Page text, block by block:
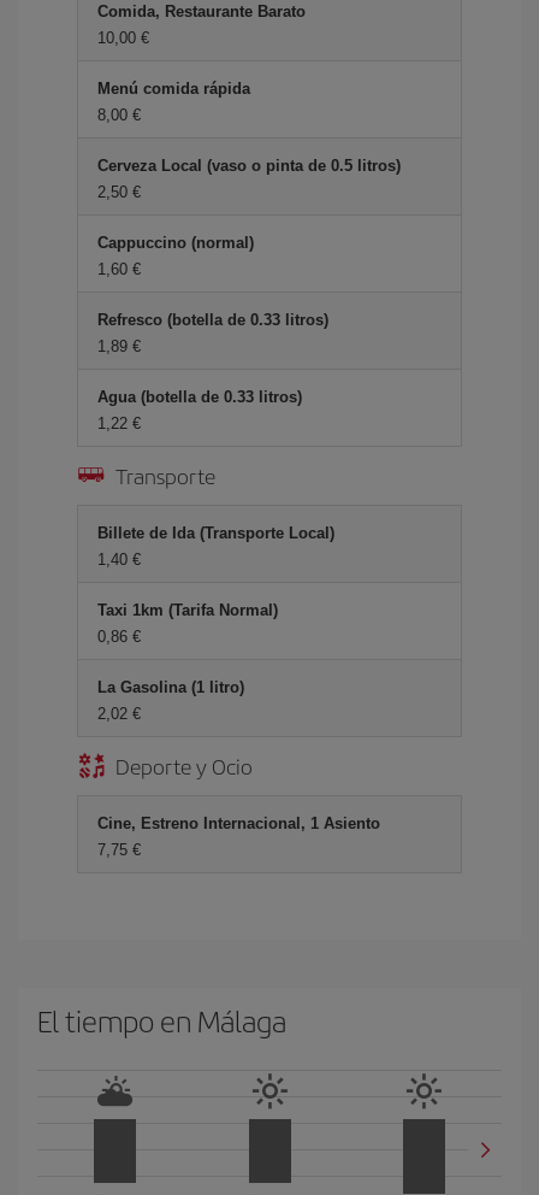
Comida, Restaurante Barato
10,00 €
Menú comida rápida
8,00 €
Cerveza Local (vaso o pinta de 0.5 litros)
2,50 €
Cappuccino (normal)
1,60 €
Refresco (botella de 0.33 litros)
1,89 €
Agua (botella de 0.33 litros)
1,22 €
Transporte
Billete de Ida (Transporte Local)
1,40 €
Taxi 1km (Tarifa Normal)
0,86 €
La Gasolina (1 litro)
2,02 €
Deporte y Ocio
Cine, Estreno Internacional, 1 Asiento
7,75 €
El tiempo en Málaga